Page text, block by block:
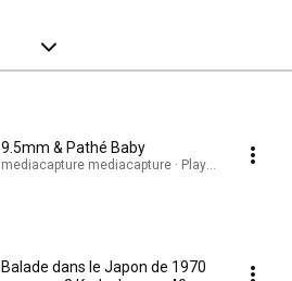
9.5mm & Pathé Baby
mediacapture mediacapture · Playlist
Balade dans le Japon de 1970